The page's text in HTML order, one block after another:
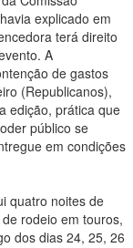
explicado em
terá direito
A
de gastos
(Republicanos),
edição, prática que
público se
em condições
quatro noites de
rodeio em touros,
dos dias 24, 25, 26